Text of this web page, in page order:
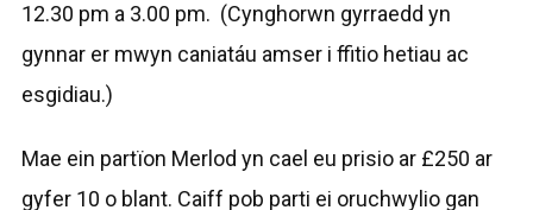
12.30 pm a 3.00 pm. (Cynghorwn gyrraedd yn
gynnar er mwyn caniatáu amser i ffitio hetiau ac
esgidiau.)
Mae ein partïon Merlod yn cael eu prisio ar £250 ar
gyfer 10 o blant. Caiff pob parti ei oruchwylio gan